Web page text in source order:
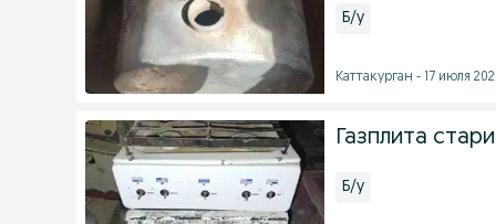
Б/у
Каттакурган - 17 июля
Газплита
Б/у